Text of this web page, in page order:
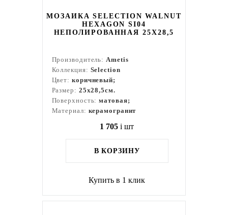
МОЗАИКА SELECTION WALNUT
HEXAGON SI04
НЕПОЛИРОВАННАЯ 25X28,5
Производитель:Ametis
Коллекция: Selection
Цвет: коричневый;
Размер: 25x28,5см.
Поверхность:матовая;
Материал: керамогранит
1 705 i шт
В КОРЗИНУ
Купить в 1 клик